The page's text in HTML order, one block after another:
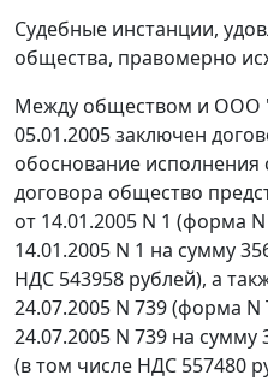
Судебные инстанции,
общества, правомерно
Между обществом и ООО
05.01.2005 заключен
обоснование исполнения
договора общество
от 14.01.2005 N 1 (форма
14.01.2005 N 1 на сумму
НДС 543958 рублей), а
24.07.2005 N 739 (форма N
24.07.2005 N 739 на сумму
(в том числе НДС 557480